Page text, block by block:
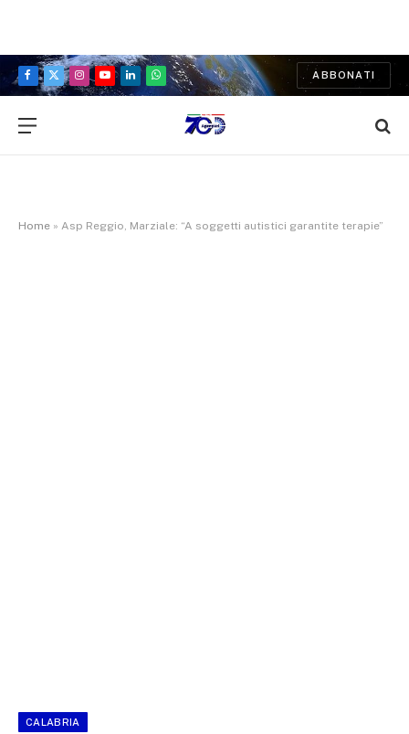
Facebook
X
Instagram
YouTubeLinkedInWhatsApp
ABBONATI
Home » Asp Reggio, Marziale: “A soggetti autistici garantite terapie”
CALABRIA